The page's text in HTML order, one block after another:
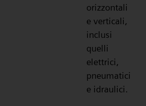
orizzontali
e verticali,
inclusi
quelli
elettrici,
pneumatici
e idraulici.